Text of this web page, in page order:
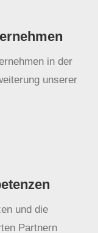
in der
unserer
und die
Partnern